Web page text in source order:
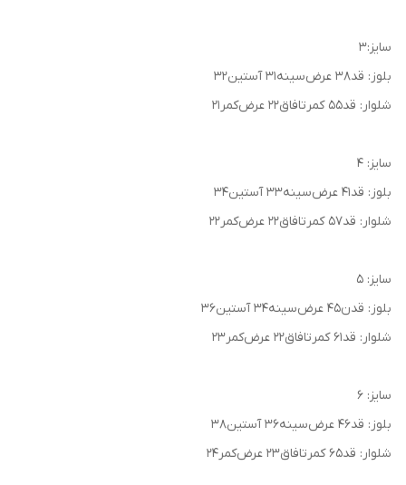
سایز:۳
بلوز: قد۳۸ عرض‌سینه۳۱ آستین۳۲
شلوار: قد۵۵ کمرتافاق۲۲ عرض‌کمر۲۱
سایز: ۴
بلوز: قد۴۱ عرض‌سینه۳۳ آستین۳۴
شلوار: قد۵۷ کمرتافاق۲۲ عرض‌کمر۲۲
سایز: ۵
بلوز: قدن۴۵ عرض‌سینه۳۴ آستین۳۶
شلوار: قد۶۱ کمرتافاق۲۲ عرض‌کمر۲۳
سایز: ۶
بلوز: قد۴۶ عرض‌سینه۳۶ آستین۳۸
شلوار: قد۶۵ کمرتافاق۲۳ عرض‌کمر۲۴